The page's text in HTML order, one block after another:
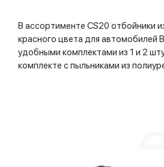
В ассортименте CS20 отбойники
красного цвета для автомобилей
удобными комплектами из 1 и 2
комплекте с пыльниками из